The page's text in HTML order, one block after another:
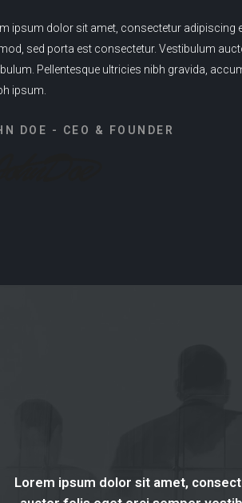
ipsum dolor sit amet, consectetur adipiscing
sed porta est consectetur. Vestibulum
Pellentesque ultricies nibh gravida,
ipsum.
DOE - CEO & FOUNDER
Lorem ipsum dolor sit amet,